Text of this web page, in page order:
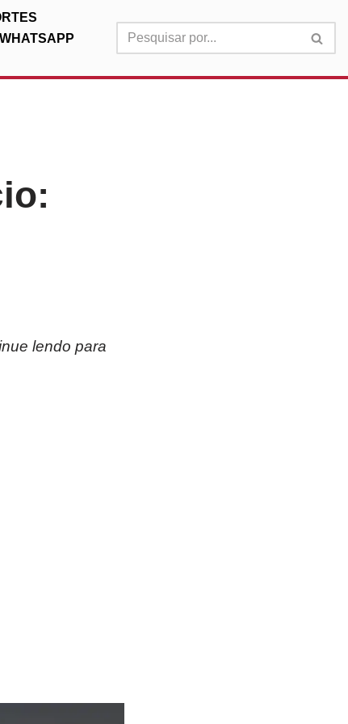
WHATSAPP
lendo para